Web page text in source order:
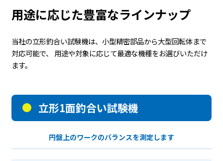
用途に応じた豊富なラインナップ
当社の立形釣合い試験機は、小型精密部品から大型回転体まで
対応可能で、 用途や対象に応じて最適な機種をお選びいただけ
ます。
立形1面釣合い試験機
円盤上のワークのバランスを測定します